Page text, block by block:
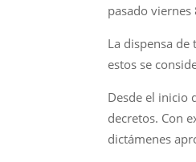
pasado
La dispensa
estos se
Desde el inicio
decretos. Con
dictámenes